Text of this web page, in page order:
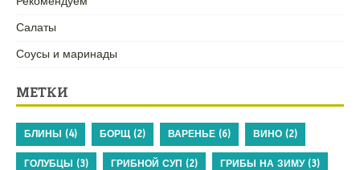
Салаты
Соусы и маринады
МЕТКИ
БЛИНЫ (4) БОРЩ (2) ВАРЕНЬЕ (6) ВИНО (2)
ГОЛУБЦЫ (3) ГРИБНОЙ СУП (2) ГРИБЫ НА ЗИМУ(3)